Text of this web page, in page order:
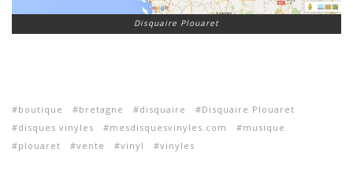
Disquaire Plouaret
boutique bretagne disquaire
Disquaire Plouaret
disques vinyles
mesdisquesvinyles.com
musique
plouaret
vente vinyl vinyles